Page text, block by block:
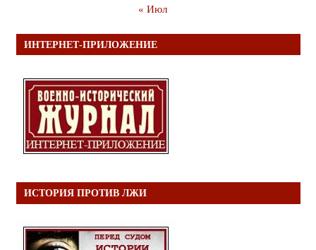
« Июл
ИНТЕРНЕТ-ПРИЛОЖЕНИЕ
ИСТОРИЯ ПРОТИВ ЛЖИ